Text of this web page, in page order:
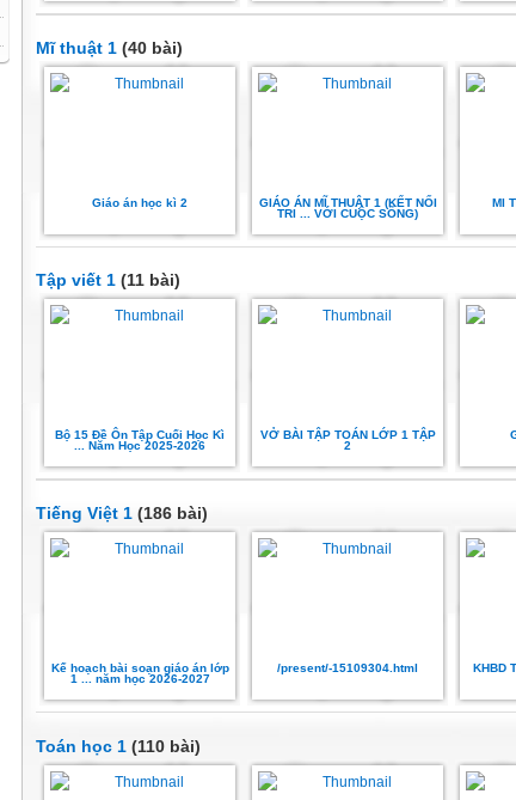
Mĩ thuật 1 (40 bài)
Giáo án học kì 2
GIÁO ÁN MĨ THUẬT 1 (KẾT NỐI
TRI ... VỚI CUỘC SỐNG)
MI
Tập viết 1 (11 bài)
Bộ 15 Đề Ôn Tập Cuối Học Kì
... Năm Học 2025-2026
VỞ BÀI TẬP TOÁN LỚP 1 TẬP
2
Tiếng Việt 1 (186 bài)
Kế hoạch bài soạn giáo án lớp
1 ... năm học 2026-2027
/present/-15109304.html
KHBD
Toán học 1 (110 bài)